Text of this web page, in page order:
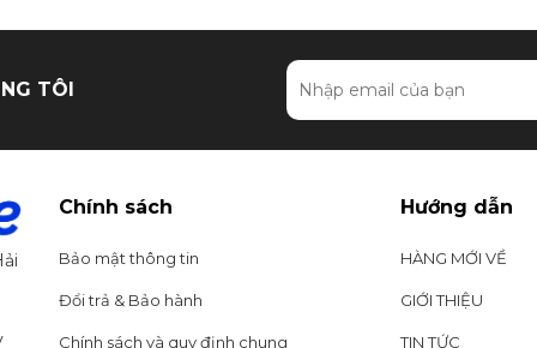
TÔI
Chính sách
Bảo mật thông tin
Đổi trả & Bảo hành
Chính sách và quy định chung
Hướng dẫn
HÀNG MỚI VỀ
GIỚI THIỆU
TIN TỨC